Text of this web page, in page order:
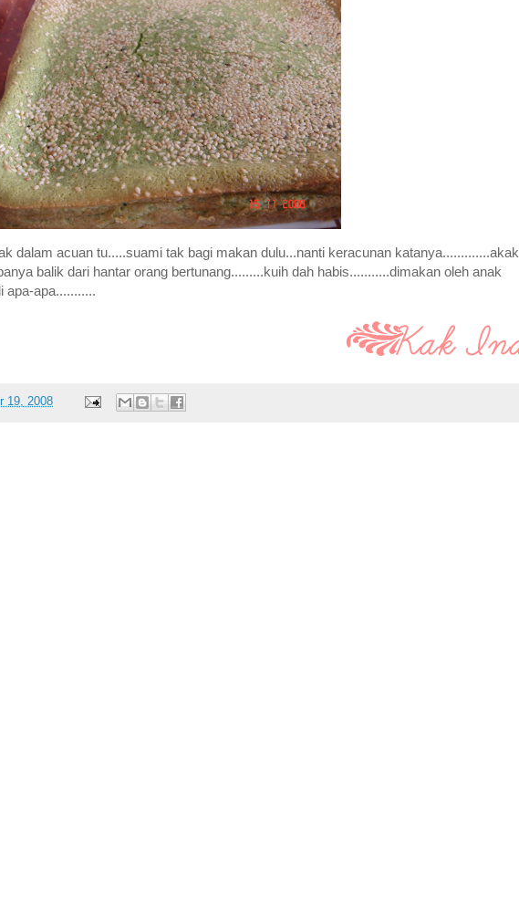
dalam acuan tu.....suami tak bagi makan dulu...nanti keracunan katanya.............akak
balik dari hantar orang bertunang.........kuih dah habis...........dimakan oleh anak
apa-apa...........
19, 2008